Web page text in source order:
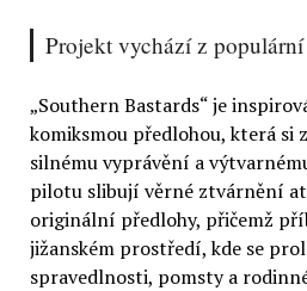
Projekt vychází z
„Southern Bastards“ je
komiksmou předlohou, která si
silnému vyprávění a
pilotu slibují věrné ztvárnění
originální předlohy, přičemž
jižanském prostředí, kde se
spravedlnosti, pomsty a